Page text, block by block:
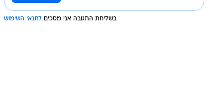
בשליחת התגובה אני מסכים לתנאי השימוש